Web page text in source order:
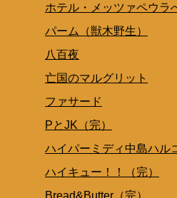
ホテル・メッツァペウラ
パーム（獣木野生）
八百夜
亡国のマルグリット
ファサード
PとJK（完）
ハイパーミディ中島ハル
ハイキュー！！（完）
Bread&Butter（完）